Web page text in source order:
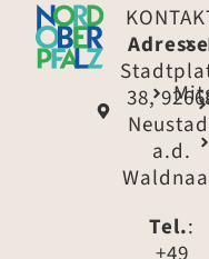
Adresse
38,
a.d.
Tel.: